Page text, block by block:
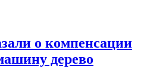
о компенсации
дерево